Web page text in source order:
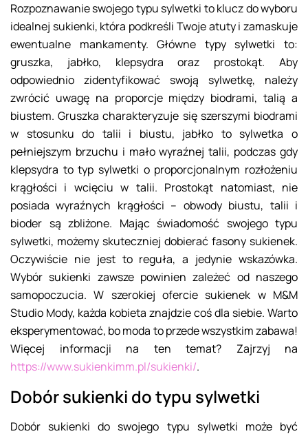
Rozpoznawanie swojego typu sylwetki to klucz do wyboru
idealnej sukienki, która podkreśli Twoje atuty i zamaskuje
ewentualne mankamenty. Główne typy sylwetki to:
gruszka, jabłko, klepsydra oraz prostokąt. Aby
odpowiednio zidentyfikować swoją sylwetkę, należy
zwrócić uwagę na proporcje między biodrami, talią a
biustem. Gruszka charakteryzuje się szerszymi biodrami
w stosunku do talii i biustu, jabłko to sylwetka o
pełniejszym brzuchu i mało wyraźnej talii, podczas gdy
klepsydra to typ sylwetki o proporcjonalnym rozłożeniu
krągłości i wcięciu w talii. Prostokąt natomiast, nie
posiada wyraźnych krągłości – obwody biustu, talii i
bioder są zbliżone. Mając świadomość swojego typu
sylwetki, możemy skuteczniej dobierać fasony sukienek.
Oczywiście nie jest to reguła, a jedynie wskazówka.
Wybór sukienki zawsze powinien zależeć od naszego
samopoczucia. W szerokiej ofercie sukienek w M&M
Studio Mody, każda kobieta znajdzie coś dla siebie. Warto
eksperymentować, bo moda to przede wszystkim zabawa!
Więcej informacji na ten temat? Zajrzyj na
https://www.sukienkimm.pl/sukienki/.
Dobór sukienki do typu sylwetki
Dobór sukienki do swojego typu sylwetki może być